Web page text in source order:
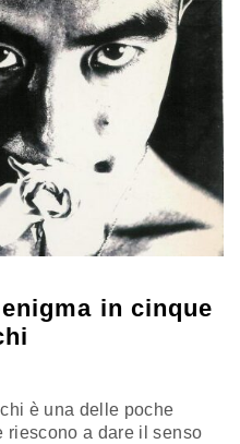
in cinque
è una delle poche
riescono a dare il senso